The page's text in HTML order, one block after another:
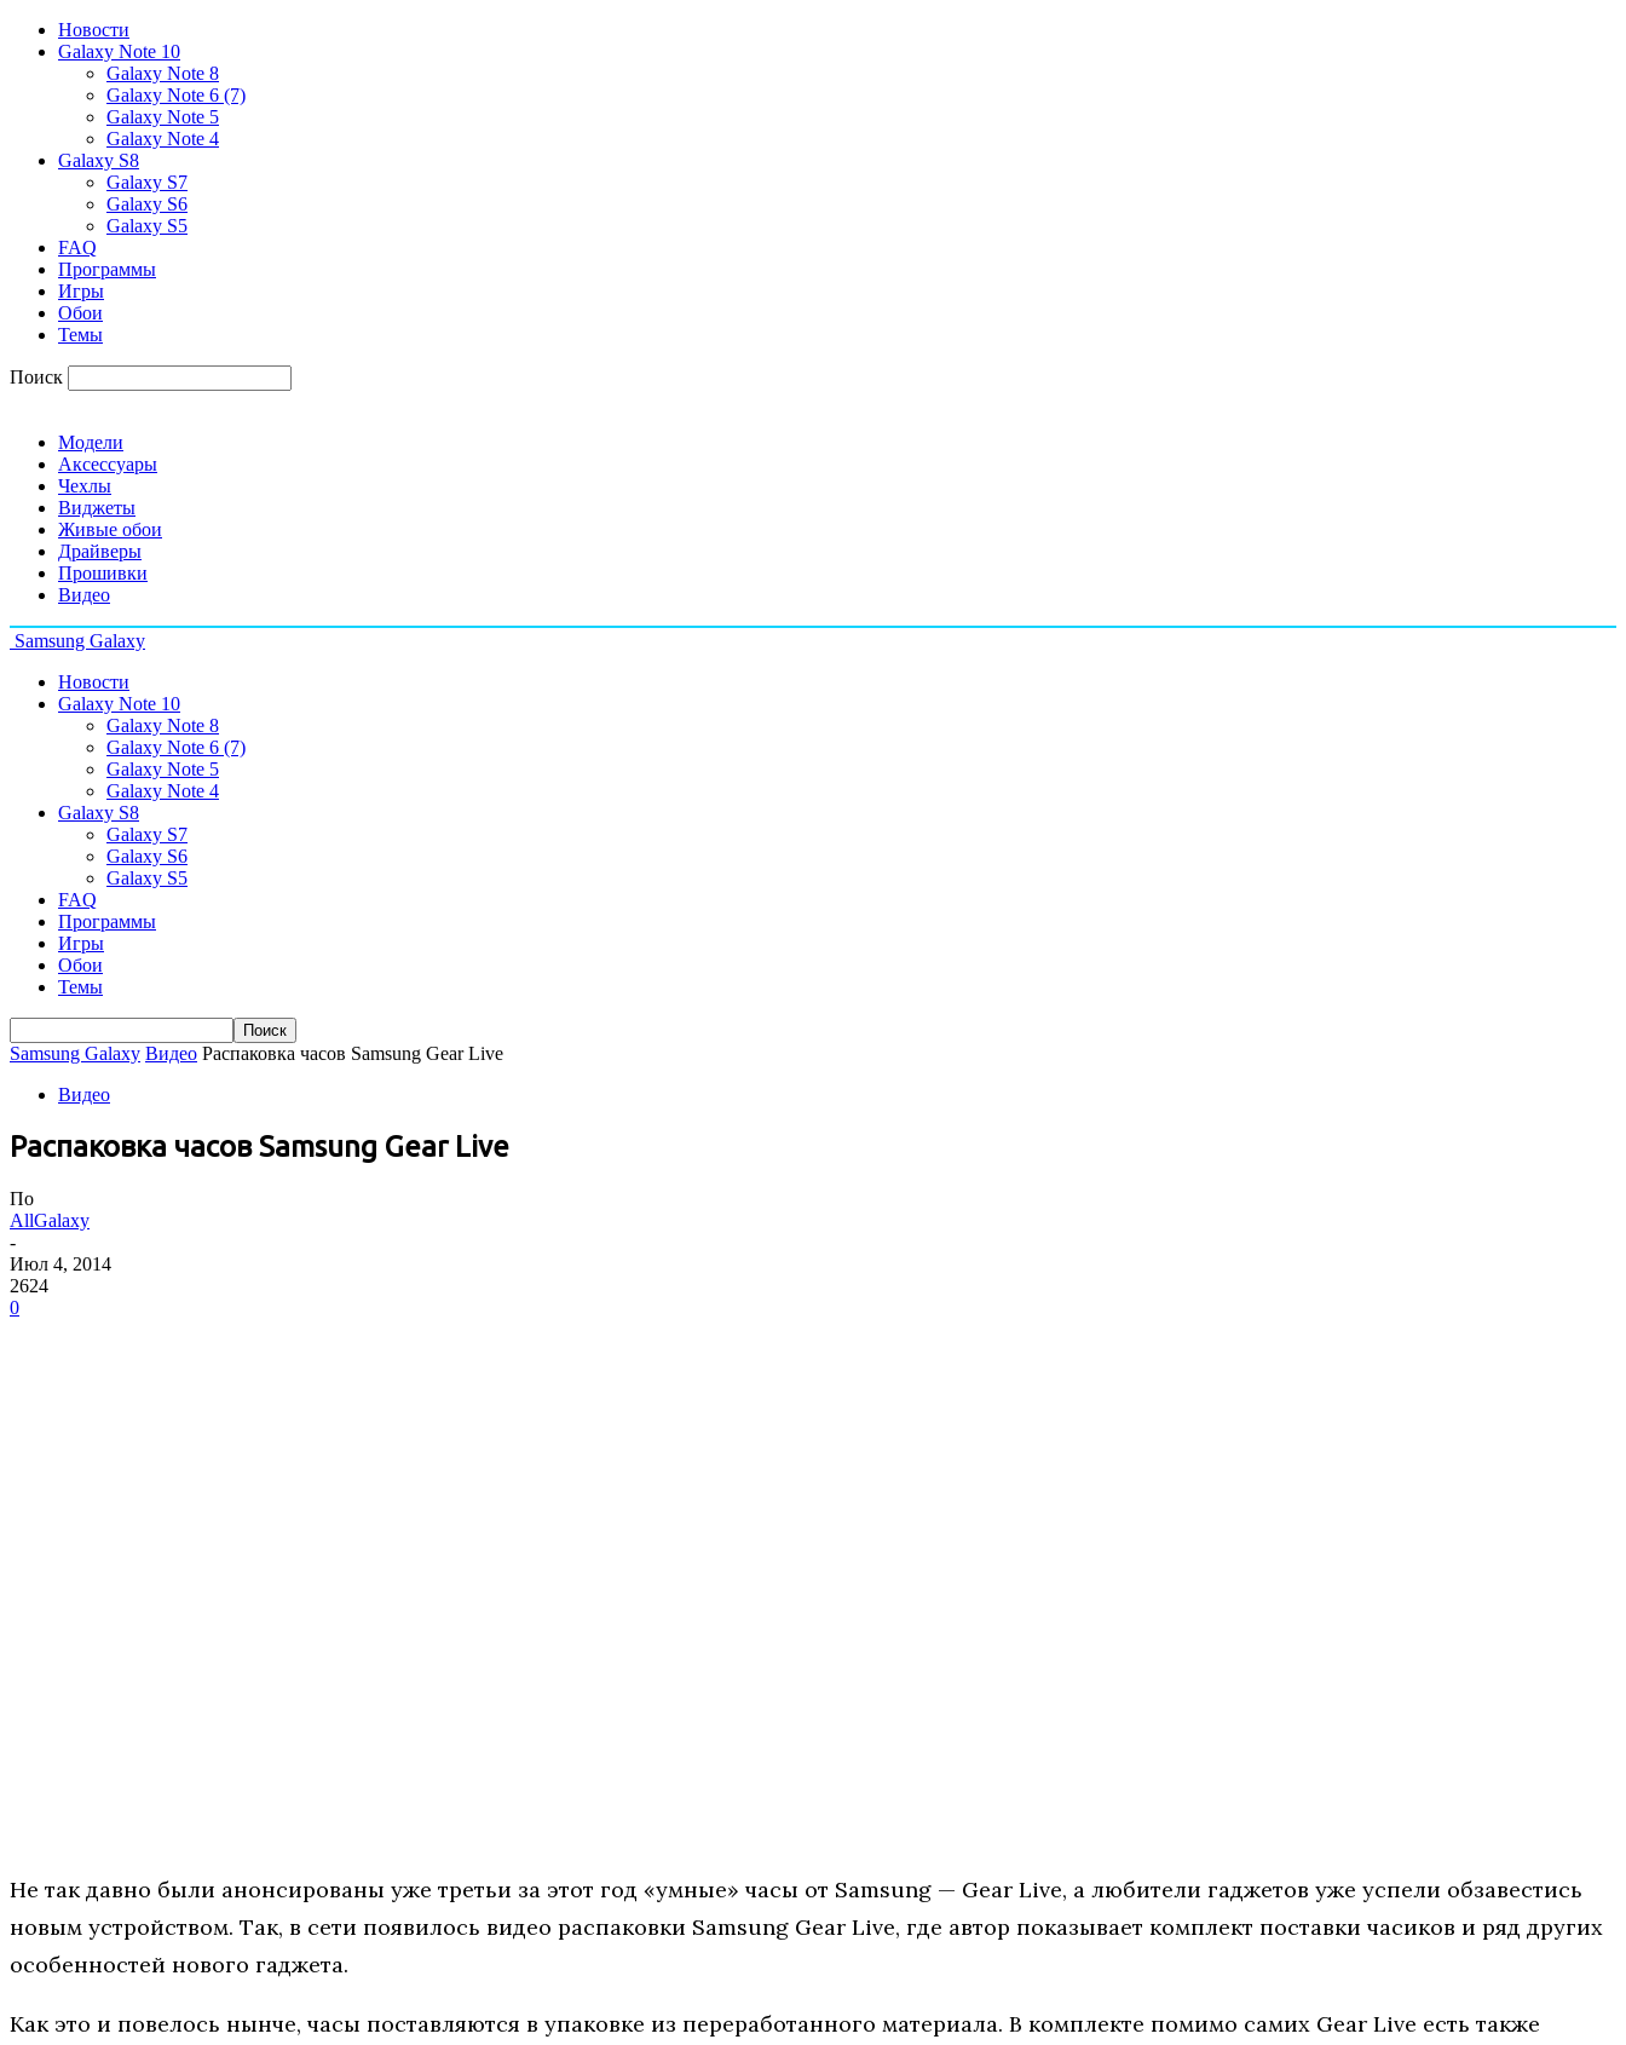
Новости
Galaxy Note 10
Galaxy Note 8
Galaxy Note 6 (7)
Galaxy Note 5
Galaxy Note 4
Galaxy S8
Galaxy S7
Galaxy S6
Galaxy S5
FAQ
Программы
Игры
Обои
Темы
Поиск
Модели
Аксессуары
Чехлы
Виджеты
Живые обои
Драйверы
Прошивки
Видео
Samsung Galaxy
Новости
Galaxy Note 10
Galaxy Note 8
Galaxy Note 6 (7)
Galaxy Note 5
Galaxy Note 4
Galaxy S8
Galaxy S7
Galaxy S6
Galaxy S5
FAQ
Программы
Игры
Обои
Темы
Samsung Galaxy Видео Распаковка часов Samsung Gear Live
Видео
Распаковка часов Samsung Gear Live
По
AllGalaxy
-
Июл 4, 2014
2624
0
Не так давно были анонсированы уже третьи за этот год «умные» часы от Samsung — Gear Live, а любители гаджетов уже успели обзавестись
новым устройством. Так, в сети появилось видео распаковки Samsung Gear Live, где автор показывает комплект поставки часиков и ряд других
особенностей нового гаджета.
Как это и повелось нынче, часы поставляются в упаковке из переработанного материала. В комплекте помимо самих Gear Live есть также